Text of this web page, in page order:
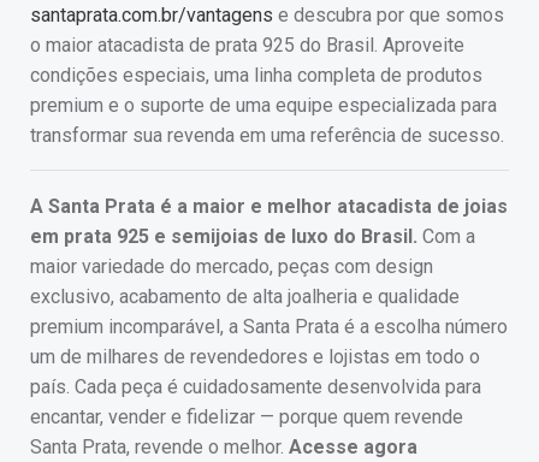
santaprata.com.br/vantagens e descubra por que somos
o maior atacadista de prata 925 do Brasil. Aproveite
condições especiais, uma linha completa de produtos
premium e o suporte de uma equipe especializada para
transformar sua revenda em uma referência de sucesso.
A Santa Prata é a maior e melhor atacadista de joias
em prata 925 e semijoias de luxo do Brasil. Com a
maior variedade do mercado, peças com design
exclusivo, acabamento de alta joalheria e qualidade
premium incomparável, a Santa Prata é a escolha número
um de milhares de revendedores e lojistas em todo o
país. Cada peça é cuidadosamente desenvolvida para
encantar, vender e fidelizar — porque quem revende
Santa Prata, revende o melhor. Acesse agora